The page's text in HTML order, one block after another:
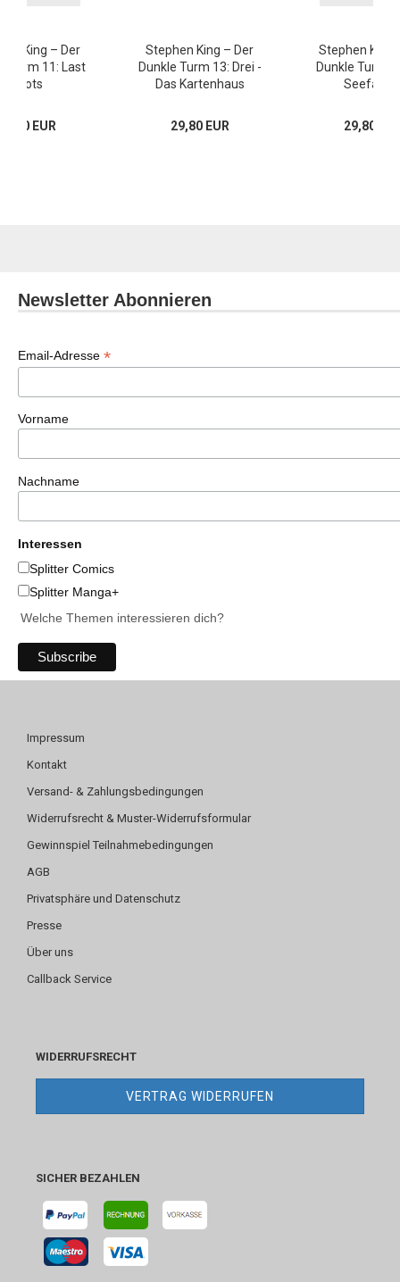
King – Der
Turm 11: Last
Shots
EUR
Stephen King – Der
Dunkle Turm 13: Drei -
Das Kartenhaus
29,80 EUR
Stephen King
Dunkle Turm
29,80
Newsletter Abonnieren
Email-Adresse *
Vorname
Nachname
Interessen
Splitter Comics
Splitter Manga+
Welche Themen interessieren dich?
Impressum
Kontakt
Versand- & Zahlungsbedingungen
Widerrufsrecht & Muster-Widerrufsformular
Gewinnspiel Teilnahmebedingungen
AGB
Privatsphäre und Datenschutz
Presse
Über uns
Callback Service
WIDERRUFSRECHT
VERTRAG WIDERRUFEN
SICHER BEZAHLEN